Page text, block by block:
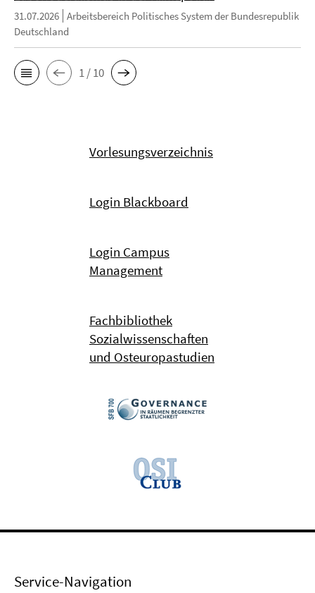
31.07.2026 Arbeitsbereich Politisches System der Bundesrepublik
Deutschland
1 / 10
Vorlesungsverzeichnis
Login Blackboard
Login Campus
Management
Fachbibliothek
Sozialwissenschaften
und Osteuropastudien
Service-Navigation